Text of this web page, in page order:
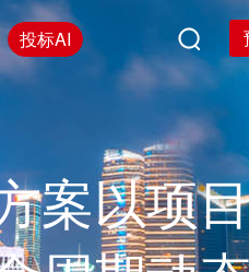
投标AI
案以项